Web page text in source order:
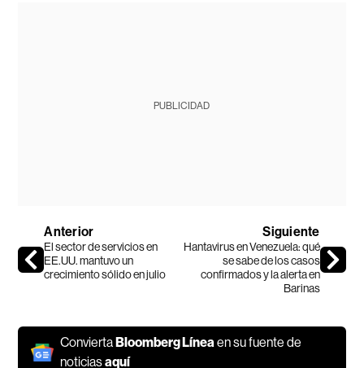
PUBLICIDAD
Anterior
El sector de servicios en
EE.UU. mantuvo un
crecimiento sólido en julio
Siguiente
Hantavirus en Venezuela: qué
se sabe de los casos
confirmados y la alerta en
Barinas
ConviertaBloomberg Líneaen su fuente de
noticiasaquí